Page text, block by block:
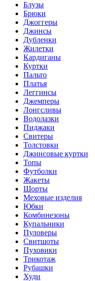
Блузы
Брюки
Джоггеры
Джинсы
Дубленки
Жилетки
Кардиганы
Куртки
Пальто
Платья
Леггинсы
Джемперы
Лонгсливы
Водолазки
Пиджаки
Свитеры
Толстовки
Джинсовые куртки
Топы
Футболки
Жакеты
Шорты
Меховые изделия
Юбки
Комбинезоны
Купальники
Пуловеры
Свитшоты
Пуховики
Трикотаж
Рубашки
Худи